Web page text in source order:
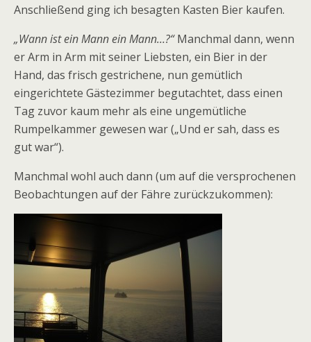
Anschließend ging ich besagten Kasten Bier kaufen.
„Wann ist ein Mann ein Mann…?“Manchmal dann, wenn
er Arm in Arm mit seiner Liebsten, ein Bier in der
Hand, das frisch gestrichene, nun gemütlich
eingerichtete Gästezimmer begutachtet, dass einen
Tag zuvor kaum mehr als eine ungemütliche
Rumpelkammer gewesen war („Und er sah, dass es
gut war“).
Manchmal wohl auch dann (um auf die versprochenen
Beobachtungen auf der Fähre zurückzukommen):